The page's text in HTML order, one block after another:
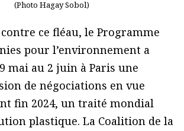
(Photo Hagay Sobol)
ce fléau, le Programme
pour l’environnement a
mai au 2 juin à Paris une
de négociations en vue
fin 2024, un traité mondial
plastique. La Coalition de la